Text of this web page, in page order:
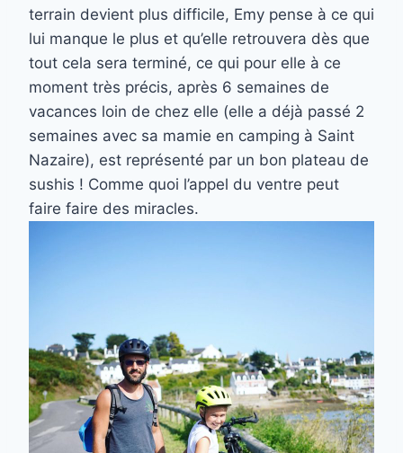
terrain devient plus difficile, Emy pense à ce qui
lui manque le plus et qu’elle retrouvera dès que
tout cela sera terminé, ce qui pour elle à ce
moment très précis, après 6 semaines de
vacances loin de chez elle (elle a déjà passé 2
semaines avec sa mamie en camping à Saint
Nazaire), est représenté par un bon plateau de
sushis ! Comme quoi l’appel du ventre peut
faire faire des miracles.